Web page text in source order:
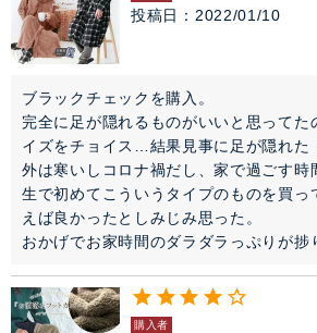
投稿日 2022/01/10
ブラックチェックを購入。
完全に足が隠れるものがいいと思ってた
イズをチョイス…結果見事に足が隠れた
外は寒いしコロナ禍だし、家で過ごす時
生で初めてこういうタイプのものを買っ
えば良かったとしみじみ思った。
おかげでお家時間のダラダラっぷりが捗
購入者